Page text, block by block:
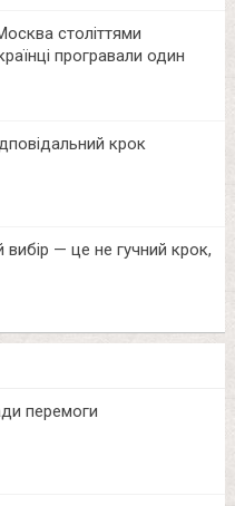
століттями
програвали один
крок
вибір — це не гучний крок,
перемоги